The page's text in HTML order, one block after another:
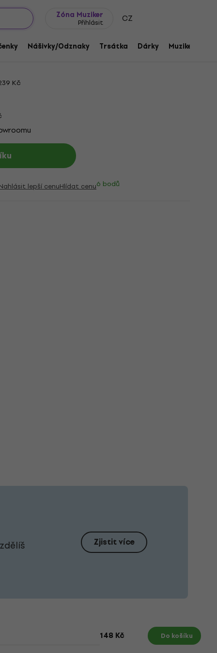
Zóna Muziker
Přihlásit CZ
Nášivky/Odznaky Trsátka Dárky Muziker
Odznak
Kč
lepší cenuHlídat cenu6 bodů
Zjistit více
148 Kč Do košíku